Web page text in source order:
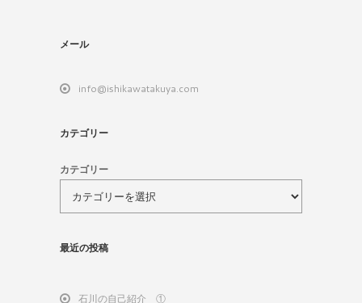
メール
info@ishikawatakuya.com
カテゴリー
カテゴリー
最近の投稿
石川の自己紹介 ①